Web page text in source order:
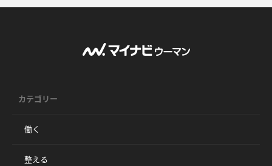
カテゴリー
働く
整える